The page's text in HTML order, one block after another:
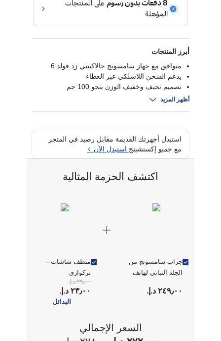
أبرز المنتجات
متوافق مع جهاز سامسونج جالاكسي زد فولد 6
يدعم الشحن اللاسلكي عبر الغطاء
تصميم نحيف وخفيف الوزن بنحو 100 جم
هيكل خارجي من جلد نباتي صديق للبيئة
أظهر المزيد
استبدل أجهزتك القديمة مقابل رصيد في المتجر
مع جمبو إكستشينج استبدل الآن
اكتشف الحزمة المثالية
جراب سامسونج من
الجلد النباتي لهاتف
٢٤٩٫٠٠ د.إ.‏
منظف شاشات –
تركوازي
٢٣٫٠٠ د.إ.‏
٢٩٫٠٠ د.إ.‏
البدائل
السعر الإجمالي